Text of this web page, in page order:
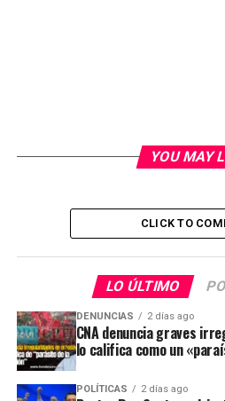
YOU MAY
CLICK TO
LO ÚLTIMO
DENUNCIAS 2 días ago
CNA denuncia graves
lo califica como un
POLÍTICAS 2 días ago